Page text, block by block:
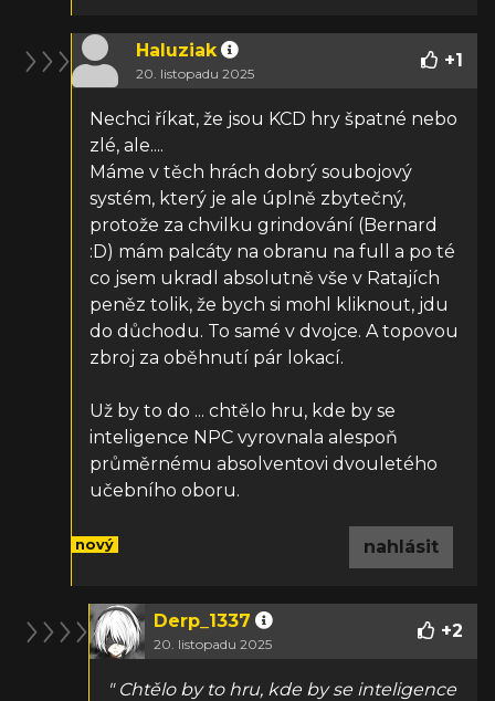
Haluziak
20. listopadu 2025
+1
Nechci říkat, že jsou KCD hry špatné nebo
zlé, ale....
Máme v těch hrách dobrý soubojový
systém, který je ale úplně zbytečný,
protože za chvilku grindování (Bernard
:D) mám palcáty na obranu na full a po té
co jsem ukradl absolutně vše v Ratajích
peněz tolik, že bych si mohl kliknout, jdu
do důchodu. To samé v dvojce. A topovou
zbroj za oběhnutí pár lokací.
Už by to do ... chtělo hru, kde by se
inteligence NPC vyrovnala alespoň
průměrnému absolventovi dvouletého
učebního oboru.
nový nahlásit
Derp_1337
20. listopadu 2025
+2
" Chtělo by to hru, kde by se inteligence